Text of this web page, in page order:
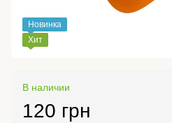
Новинка
Хит
В наличии
120 грн